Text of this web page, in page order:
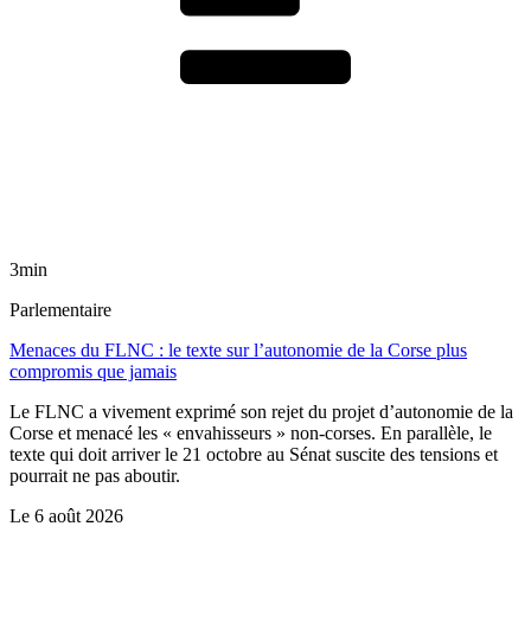
3min
Parlementaire
Menaces du FLNC : le texte sur l’autonomie de la Corse plus
compromis que jamais
Le FLNC a vivement exprimé son rejet du projet d’autonomie de la
Corse et menacé les « envahisseurs » non-corses. En parallèle, le
texte qui doit arriver le 21 octobre au Sénat suscite des tensions et
pourrait ne pas aboutir.
Le 6 août 2026